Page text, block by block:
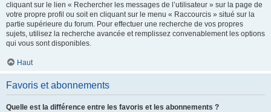
cliquant sur le lien « Rechercher les messages de l’utilisateur » sur la page de
votre propre profil ou soit en cliquant sur le menu « Raccourcis » situé sur la
partie supérieure du forum. Pour effectuer une recherche de vos propres
sujets, utilisez la recherche avancée et remplissez convenablement les options
qui vous sont disponibles.
Haut
Favoris et abonnements
Quelle est la différence entre les favoris et les abonnements ?